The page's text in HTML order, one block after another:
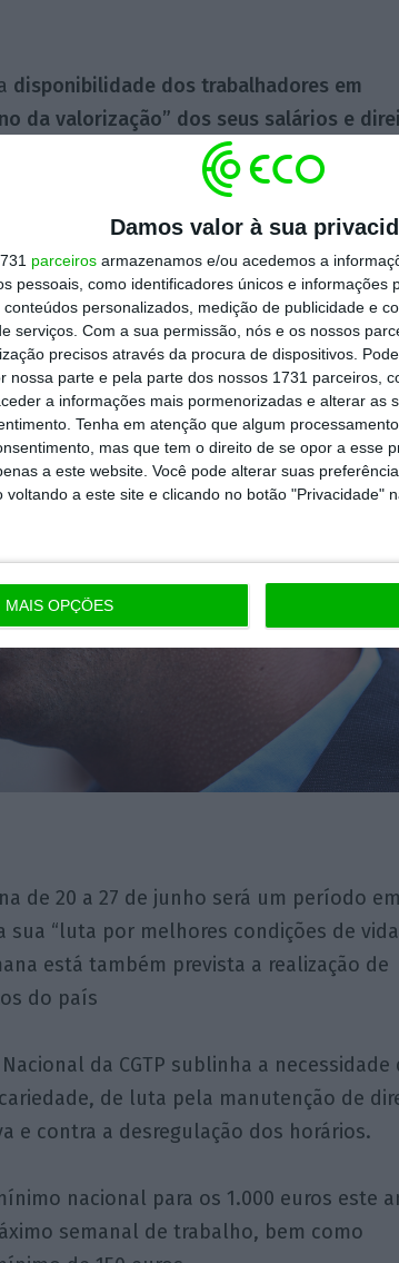
Damos valor à sua
parceiros armazenamos e/ou acedemos a
pessoais, como identificadores únicos e informações
personalizados, medição de publicidade e
serviços. Com a sua permissão, nós e os nossos
precisos através da procura de dispositivos.
nossa parte e pela parte dos nossos 1731 parceiros,
a informações mais pormenorizadas e alterar as
Tenha em atenção que algum
mas que tem o direito de se opor a esse
a este website. Você pode alterar suas
voltando a este site e clicando no botão "Privacidade"
MAIS OPÇÕES
disponibilidade dos trabalhadores em
da valorização” dos seus salários e
jornada de luta convocada pela Frente
pública
realizada em 17 de maio e as
vão realizar-se nos próximos dias.
de 20 a 27 de junho será um período em
sua “luta por melhores condições de
está também prevista a realização de
do país
da CGTP sublinha a necessidade
de luta pela manutenção de
e contra a desregulação dos horários.
nacional para os 1.000 euros este
semanal de trabalho, bem como